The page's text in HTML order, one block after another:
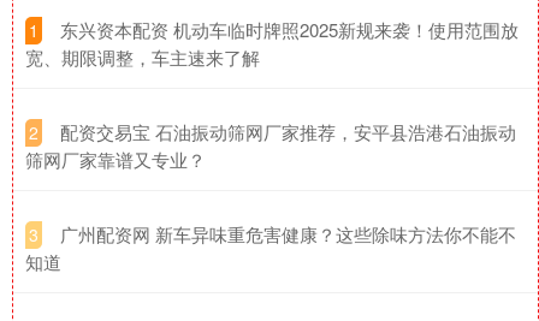
1
​东兴资本配资 机动车临时牌照2025新规来袭！使用范围放
宽、期限调整，车主速来了解
2
​配资交易宝 石油振动筛网厂家推荐，安平县浩港石油振动
筛网厂家靠谱又专业？
3
​广州配资网 新车异味重危害健康？这些除味方法你不能不
知道